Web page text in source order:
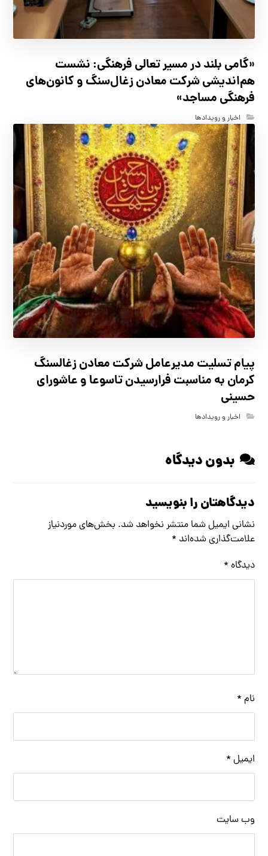
«گامی بلند در مسیر تعالی فرهنگی: نشست
هم‌اندیشی شرکت معادن زغال‌سنگ و کانون‌های
فرهنگی مساجد»
اخبار و رویدادها
پیام تسلیت مدیرعامل شرکت معادن زغالسنگ
کرمان به مناسبت فرارسیدن تاسوعا و عاشورای
حسینی
اخبار و رویدادها
بدون دیدگاه
دیدگاهتان را بنویسید
نشانی ایمیل شما منتشر نخواهد شد. بخش‌های موردنیاز
علامت‌گذاری شده‌اند *
دیدگاه *
نام *
ایمیل *
وب‌ سایت